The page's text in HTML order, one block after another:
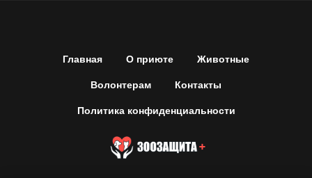
Главная О приюте Животные
Волонтерам Контакты
Политика конфиденциальности